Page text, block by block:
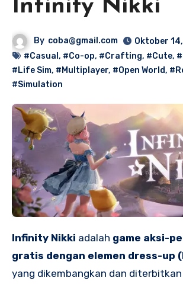
Infinity Nikki
By coba@gmail.com
Oktober
#Casual , #Co-op, #Crafting, #Cute,
#Life Sim, #Multiplayer, #Open World,
#Simulation
Infinity Nikki adalah game aksi-
gratis dengan elemen dress-up
yang dikembangkan dan diterbitkan